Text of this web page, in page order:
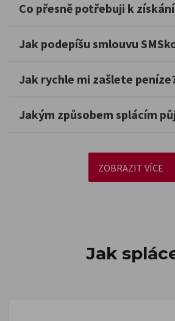
Co přesně potřebuji k
Jak podepíšu smlouvu
Jak rychle mi zašlete
Jakým způsobem splácím
ZOBRAZIT VÍCE
Jak